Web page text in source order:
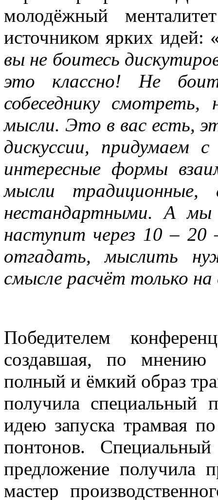
молодёжный
источником ярких идей:
вы не боитесь
это классно! Не
собеседнику
мысли. Это в вас есть,
дискуссии, придумаем
интересные формы
мысли
нестандартными. А мы
наступит через 10 –
отгадать, мыслить
смысле расчёт только на
Победителем
создавшая, по
полный и ёмкий образ
получила специальный
идею запуска трамвая
понтонов.
предложение получила
мастер